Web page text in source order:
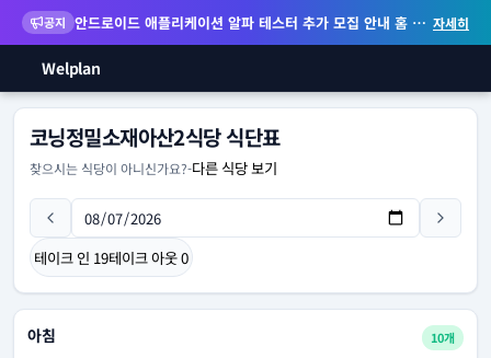
공지 안드로이드 애플리케이션 알파 테스터 추가 모집 안내 홈 화면 위젯 등 지원 자세히
Welplan
코닝정밀소재아산2식당 식단표
찾으시는 식당이 아니신가요?-다른 식당 보기
테이크 인 19테이크 아웃0
아침 10개